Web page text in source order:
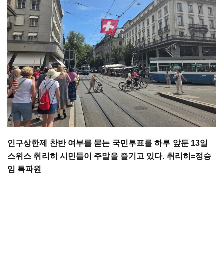
인구상한제 찬반 여부를 묻는 국민투표를 하루 앞둔 13일
스위스 취리히 시민들이 주말을 즐기고 있다. 취리히=정승
임 특파원